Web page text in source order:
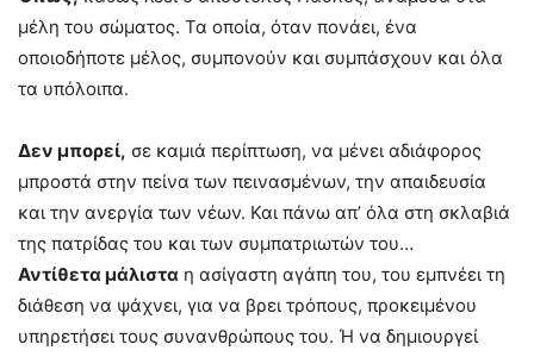
μέλη του σώματος. Τα οποία, όταν πονάει, ένα
οποιοδήποτε μέλος, συμπονούν και συμπάσχουν και όλα
τα υπόλοιπα.
Δεν μπορεί, σε καμιά περίπτωση, να μένει αδιάφορος
μπροστά στην πείνα των πεινασμένων, την απαιδευσία
και την ανεργία των νέων. Και πάνω απ’ όλα στη σκλαβιά
της πατρίδας του και των συμπατριωτών του…
Αντίθετα μάλιστα η ασίγαστη αγάπη του, του εμπνέει τη
διάθεση να ψάχνει, για να βρει τρόπους, προκειμένου
υπηρετήσει τους συνανθρώπους του. Ή να δημιουργεί